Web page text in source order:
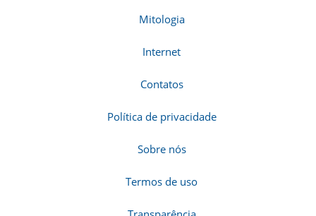
Mitologia
Internet
Contatos
Política de privacidade
Sobre nós
Termos de uso